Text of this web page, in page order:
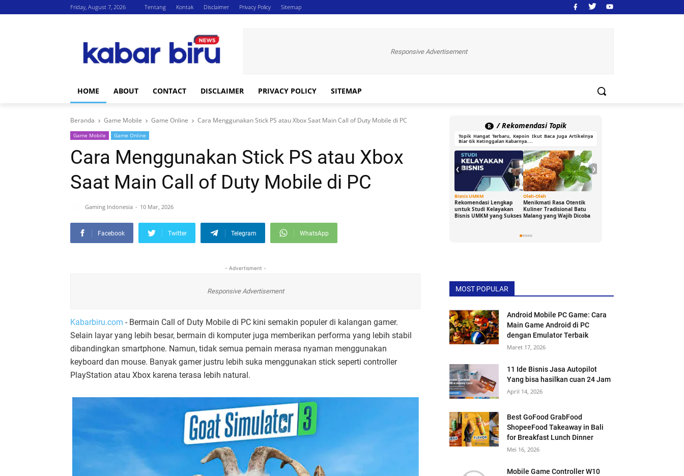
Friday, August 7, 2026 Tentang Kontak Disclaimer Privacy Policy Sitemap
Responsive Advertisement
HOME ABOUT CONTACT DISCLAIMER PRIVACY POLICY SITEMAP
Beranda Game Mobile Game Online Cara Menggunakan Stick PS atau Xbox Saat Main Call of Duty Mobile di PC
Game Mobile Game Online
Cara Menggunakan Stick PS atau Xbox
Saat Main Call of Duty Mobile di PC
Gaming Indonesia 10 Mar, 2026
Facebook Twitter Telegram WhatsApp
- Advertisment -
Responsive Advertisement
Kabarbiru.com - Bermain Call of Duty Mobile di PC kini semakin populer di kalangan gamer.
Selain layar yang lebih besar, bermain di komputer juga memberikan performa yang lebih stabil
dibandingkan smartphone. Namun, tidak semua pemain merasa nyaman menggunakan
keyboard dan mouse. Banyak gamer justru lebih suka menggunakan stick seperti controller
PlayStation atau Xbox karena terasa lebih natural.
R / Rekomendasi Topik
Topik Hangat Terbaru, Kepoin Ikut Baca Juga Artikelnya
Biar Gk Ketinggalan Kabarnya....
Bisnis UMKM
Rekomendasi Lengkap
untuk Studi Kelayakan
Bisnis UMKM yang Sukses
Oleh-Oleh
Menikmati Rasa Otentik
Kuliner Tradisional Batu
Malang yang Wajib Dicoba
❮ ❯
MOST POPULAR
Android Mobile PC Game: Cara
Main Game Android di PC
dengan Emulator Terbaik
Maret 17, 2026
11 Ide Bisnis Jasa Autopilot
Yang bisa hasilkan cuan 24 Jam
April 14, 2026
Best GoFood GrabFood
ShopeeFood Takeaway in Bali
for Breakfast Lunch Dinner
Mei 16, 2026
Mobile Game Controller W10